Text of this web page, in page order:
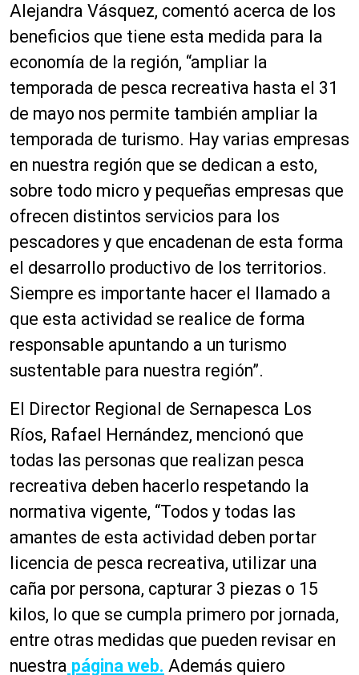
Alejandra Vásquez, comentó acerca de los
beneficios que tiene esta medida para la
economía de la región, “ampliar la
temporada de pesca recreativa hasta el 31
de mayo nos permite también ampliar la
temporada de turismo. Hay varias empresas
en nuestra región que se dedican a esto,
sobre todo micro y pequeñas empresas que
ofrecen distintos servicios para los
pescadores y que encadenan de esta forma
el desarrollo productivo de los territorios.
Siempre es importante hacer el llamado a
que esta actividad se realice de forma
responsable apuntando a un turismo
sustentable para nuestra región”.
El Director Regional de Sernapesca Los
Ríos, Rafael Hernández, mencionó que
todas las personas que realizan pesca
recreativa deben hacerlo respetando la
normativa vigente, “Todos y todas las
amantes de esta actividad deben portar
licencia de pesca recreativa, utilizar una
caña por persona, capturar 3 piezas o 15
kilos, lo que se cumpla primero por jornada,
entre otras medidas que pueden revisar en
nuestra página web. Además quiero